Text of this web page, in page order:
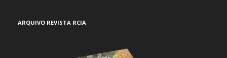
ARQUIVO REVISTA RCIA